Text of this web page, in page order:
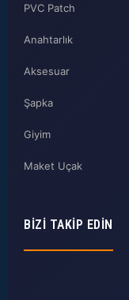
PVC Patch
Anahtarlık
Aksesuar
Şapka
Giyim
Maket Uçak
BIZI TAKIP EDIN